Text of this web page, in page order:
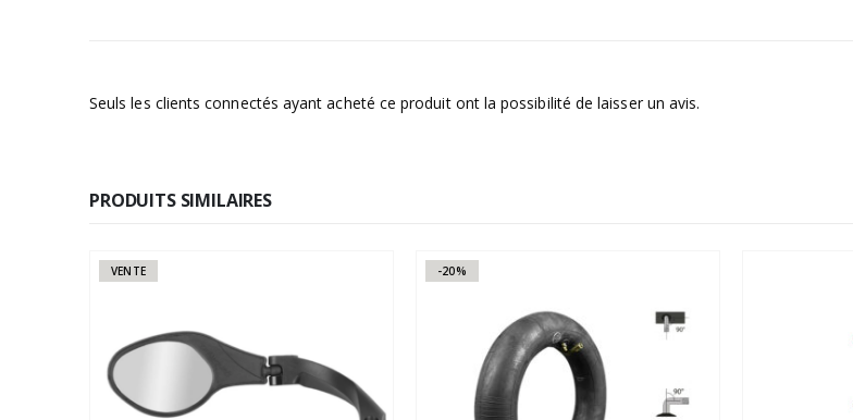
Seuls les clients connectés ayant acheté ce produit ont la possibilité de laisser un avis.
PRODUITS SIMILAIRES
VENTE -20%